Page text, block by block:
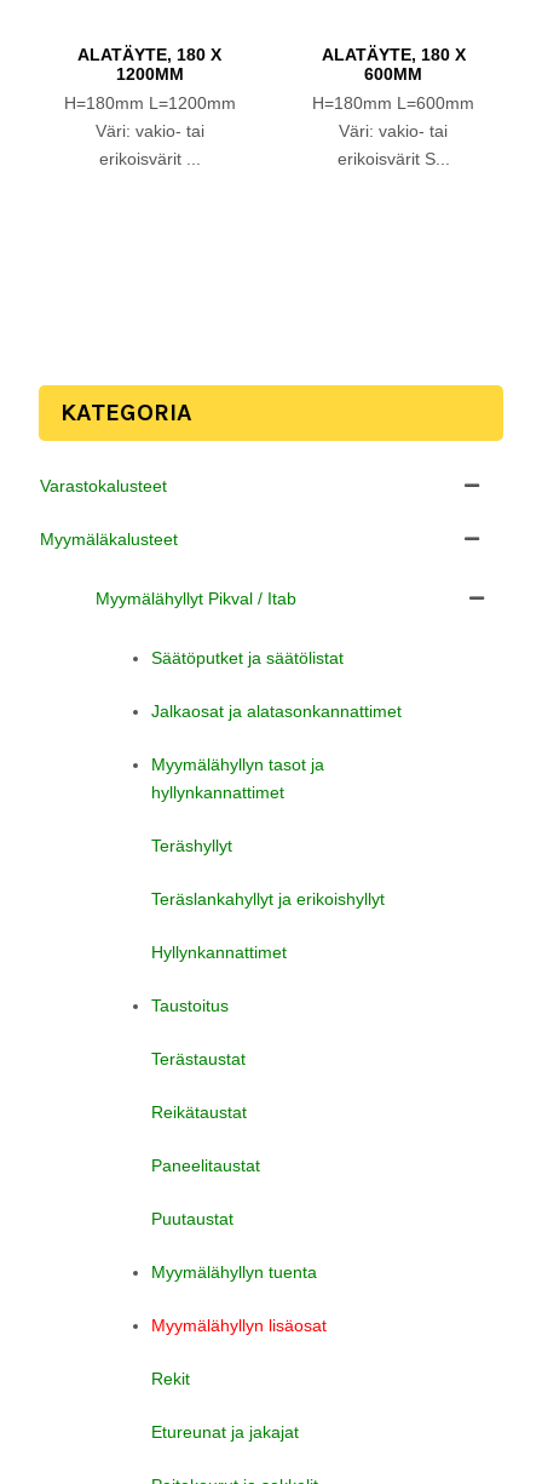
KATEGORIA
Varastokalusteet
Myymäläkalusteet
Myymälähyllyt Pikval / Itab
Säätöputket ja säätölistat
Jalkaosat ja alatasonkannattimet
Myymälähyllyn tasot ja
hyllynkannattimet
Teräshyllyt
Teräslankahyllyt ja erikoishyllyt
Hyllynkannattimet
Taustoitus
Terästaustat
Reikätaustat
Paneelitaustat
Puutaustat
Myymälähyllyn tuenta
Myymälähyllyn lisäosat
Rekit
Etureunat ja jakajat
ALATÄYTE, 180 X
1200MM
H=180mm L=1200mm
Väri: vakio- tai
erikoisvärit ...
ALATÄYTE, 180 X
600MM
H=180mm L=600mm
Väri: vakio- tai
erikoisvärit S...